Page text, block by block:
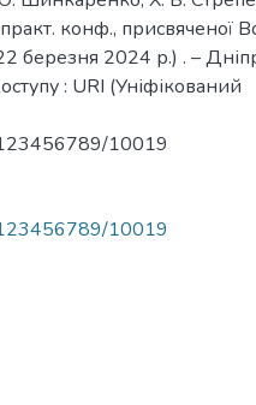
конф., присвяченої
березня 2024 р.) . –
: URI (Уніфікований
123456789/10019
123456789/10019